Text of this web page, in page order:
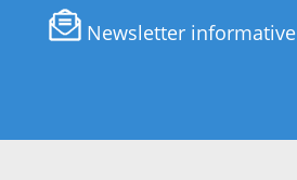
Newsletter informative